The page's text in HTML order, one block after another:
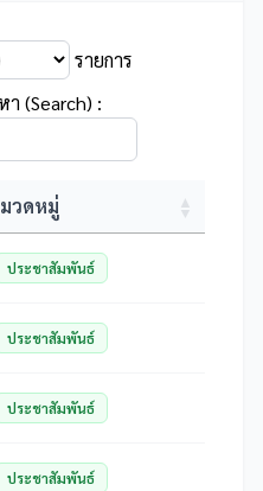
รายการ
(Search) :
วดหมู่
ประชาสัมพันธ์
ประชาสัมพันธ์
ประชาสัมพันธ์
ประชาสัมพันธ์